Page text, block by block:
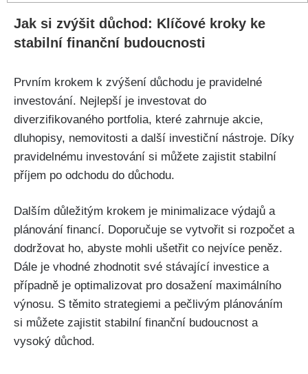
Jak si zvýšit důchod: Klíčové kroky ke
stabilní finanční budoucnosti
Prvním krokem k zvýšení důchodu je pravidelné
investování. Nejlepší je investovat do
diverzifikovaného portfolia, které zahrnuje akcie,
dluhopisy, nemovitosti a další investiční nástroje. Díky
pravidelnému investování si můžete zajistit stabilní
příjem po odchodu do důchodu.
Dalším důležitým krokem je minimalizace výdajů a
plánování financí. Doporučuje se vytvořit si rozpočet a
dodržovat ho, abyste mohli ušetřit co nejvíce peněz.
Dále je vhodné zhodnotit své stávající investice a
případně je optimalizovat pro dosažení maximálního
výnosu. S těmito strategiemi a pečlivým plánováním
si můžete zajistit stabilní finanční budoucnost a
vysoký důchod.